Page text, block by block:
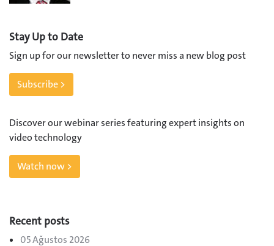
Stay Up to Date
Sign up for our newsletter to never miss a new blog post
Subscribe >
Discover our webinar series featuring expert insights on
video technology
Watch now >
Recent posts
05 Ağustos 2026